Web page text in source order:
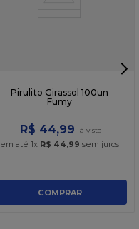
Pirulito Girassol 100un
Fumy
R$ 44,99
em até 1x R$ 44,99 sem juros
COMPRAR